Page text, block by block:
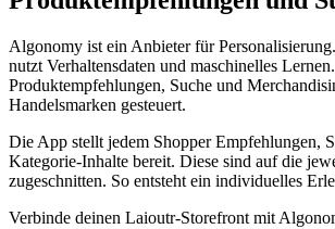
Algonomy ist ein Anbieter für
nutzt Verhaltensdaten und maschinelles
Produktempfehlungen, Suche und
Handelsmarken gesteuert.
Die App stellt jedem Shopper Empfehlungen,
Kategorie-Inhalte bereit. Diese sind auf die
zugeschnitten. So entsteht ein individuelles
Verbinde deinen Laioutr-Storefront mit